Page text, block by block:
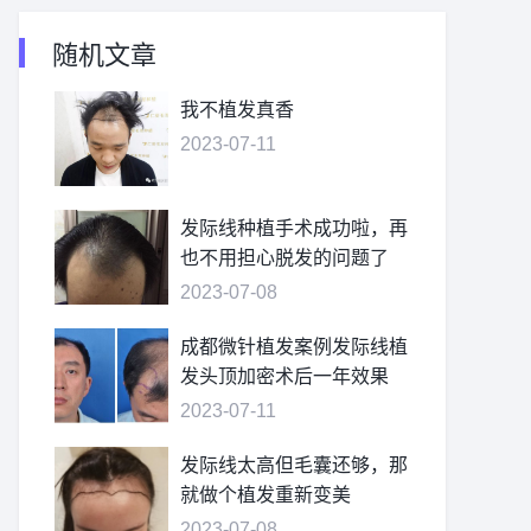
随机文章
我不植发真香
2023-07-11
发际线种植手术成功啦，再
也不用担心脱发的问题了
2023-07-08
成都微针植发案例发际线植
发头顶加密术后一年效果
2023-07-11
发际线太高但毛囊还够，那
就做个植发重新变美